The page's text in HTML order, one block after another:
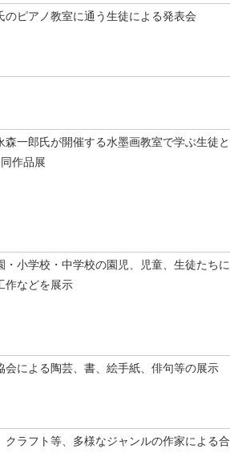
のピアノ教室に通う生徒による発表会
森一郎氏が開催する水墨画教室で学ぶ生徒と
作品展
・小学校・中学校の園児、児童、生徒たちに
作などを展示
会による陶芸、書、絵手紙、俳句等の展示
クラフト等、多様なジャンルの作家による合